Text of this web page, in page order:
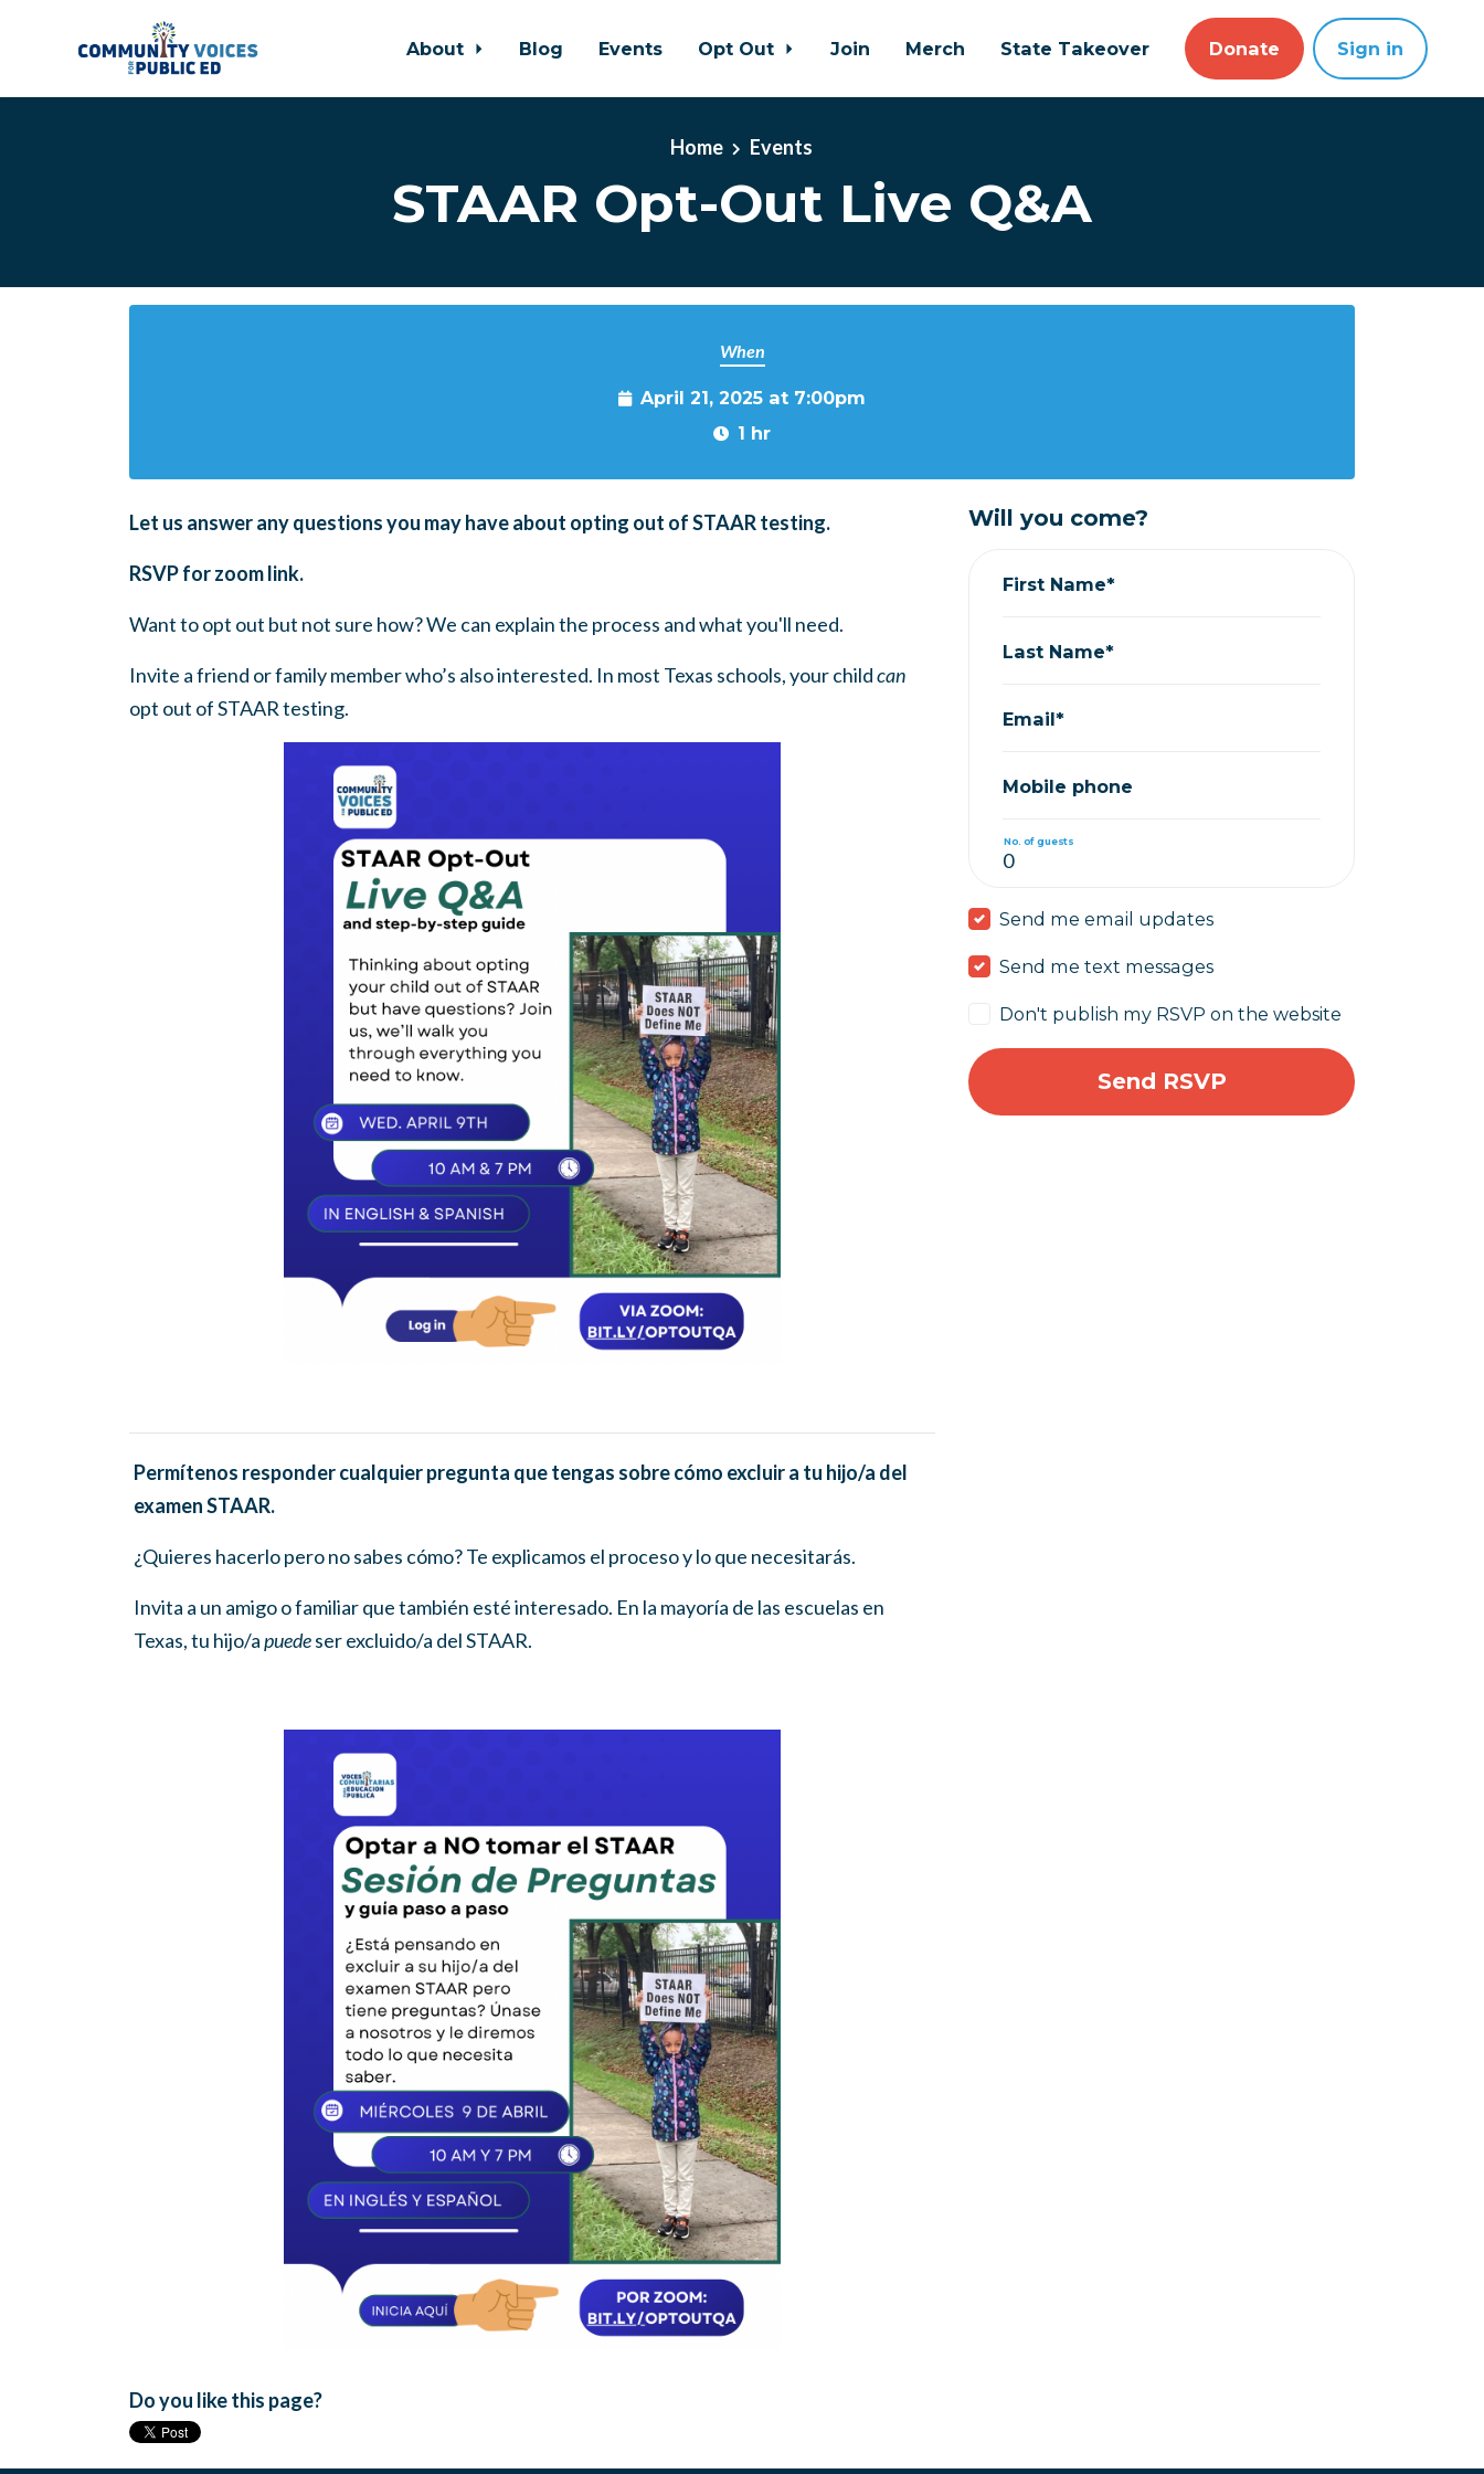
About Blog Events Opt Out Join Merch State Takeover Donate Sign in
Home Events
STAAR Opt-Out Live Q&A
When
April 21, 2025 at 7:00pm
1 hr
Let us answer any questions you may have about opting out of STAAR testing.
RSVP for zoom link.
Want to opt out but not sure how? We can explain the process and what you'll need.
Invite a friend or family member who’s also interested. In most Texas schools, your childcan
opt out of STAAR testing.
Permítenos responder cualquier pregunta que tengas sobre cómo excluir a tu hijo/a del
examen STAAR.
¿Quieres hacerlo pero no sabes cómo? Te explicamos el proceso y lo que necesitarás.
Invita a un amigo o familiar que también esté interesado. En la mayoría de las escuelas en
Texas, tu hijo/apuedeser excluido/a del STAAR.
Do you like this page?
Will you come?
First Name*
Last Name*
Email*
Mobile phone
No. of guests
Send me email updates
Send me text messages
Don't publish my RSVP on the website